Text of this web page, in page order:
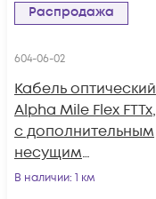
Распродажа
604-06-02
Кабель оптический
Alpha Mile Flex FTTx,
с дополнительным
несущим
элементом (FRP 1.8
В наличии: 1 км